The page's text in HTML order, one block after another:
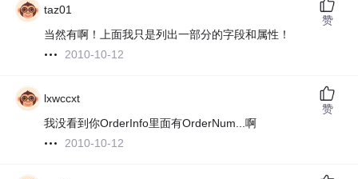
taz01
当然有啊！上面我只是列出一部分的字段和属性！
2010-10-12
赞
lxwccxt
我没看到你OrderInfo里面有OrderNum...啊
2010-10-12
赞